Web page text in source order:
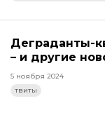
Деграданты-
– и другие
5 ноября 2024
твиты